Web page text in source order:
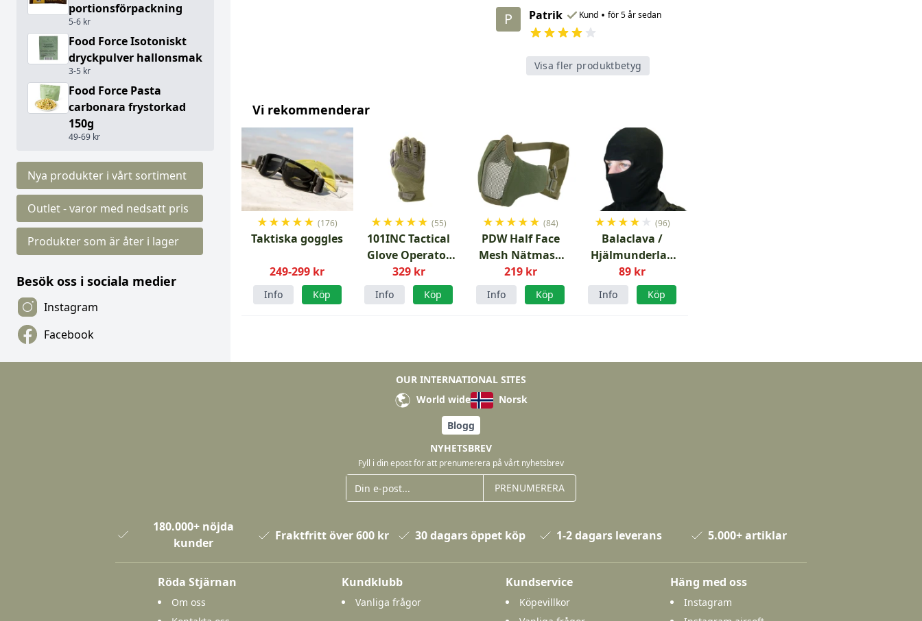
portionsförpackning
5-6 kr
Food Force Isotoniskt
dryckpulver hallonsmak
3-5 kr
Food Force Pasta
carbonara frystorkad
150g
49-69 kr
Nya produkter i vårt sortiment
Outlet - varor med nedsatt pris
Produkter som är åter i lager
Besök oss i sociala medier
Instagram
Facebook
P Patrik Kund • för 5 år sedan
Visa fler produktbetyg
Vi rekommenderar
★★★★★ (176)
Taktiska goggles
249-299 kr
Info Köp
★★★★★ (55)
101INC Tactical
Glove Operator
Grön
329 kr
Info Köp
★★★★★ (84)
PDW Half Face
Mesh Nätmask
OD
219 kr
Info Köp
★★★★ ★ (96)
Balaclava /
Hjälmunderlag
Svart
89 kr
Info Köp
OUR INTERNATIONAL SITES
World wide
Norsk
Blogg
NYHETSBREV
Fyll i din epost för att prenumerera på vårt nyhetsbrev
PRENUMERERA
180.000+ nöjda
kunder
Fraktfritt över 600 kr 30 dagars öppet köp 1-2 dagars leverans 5.000+ artiklar
Röda Stjärnan
Om oss
Kundklubb
Vanliga frågor
Kundservice
Köpevillkor
Häng med oss
Instagram